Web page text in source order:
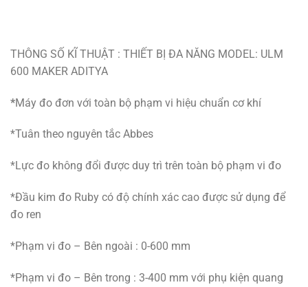
THÔNG SỐ KĨ THUẬT : THIẾT BỊ ĐA NĂNG MODEL: ULM
600 MAKER ADITYA
*Máy đo đơn với toàn bộ phạm vi hiệu chuẩn cơ khí
*Tuân theo nguyên tắc Abbes
*Lực đo không đổi được duy trì trên toàn bộ phạm vi đo
*Đầu kim đo Ruby có độ chính xác cao được sử dụng để
đo ren
*Phạm vi đo – Bên ngoài : 0-600 mm
*Phạm vi đo – Bên trong : 3-400 mm với phụ kiện quang